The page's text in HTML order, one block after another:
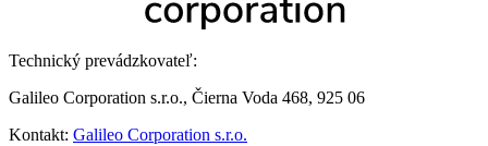
Technický prevádzkovateľ:
Galileo Corporation s.r.o., Čierna Voda 468, 925 06
Kontakt: Galileo Corporation s.r.o.